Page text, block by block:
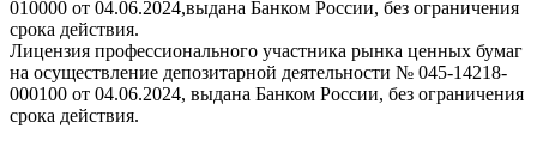
010000 от 04.06.2024,выдана Банком России, без ограничения
срока действия.
Лицензия профессионального участника рынка ценных бумаг
на осуществление депозитарной деятельности № 045-14218-
000100 от 04.06.2024, выдана Банком России, без ограничения
срока действия.